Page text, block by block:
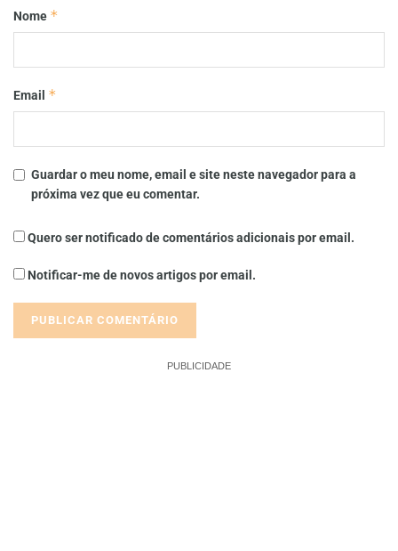
Nome *
Email *
Guardar o meu nome, email e site neste navegador para a
próxima vez que eu comentar.
Quero ser notificado de comentários adicionais por email.
Notificar-me de novos artigos por email.
PUBLICIDADE